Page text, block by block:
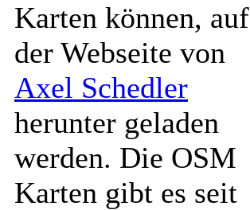
Karten können, auf
der Webseite von
Axel Schedler
herunter geladen
werden. Die OSM
Karten gibt es seit